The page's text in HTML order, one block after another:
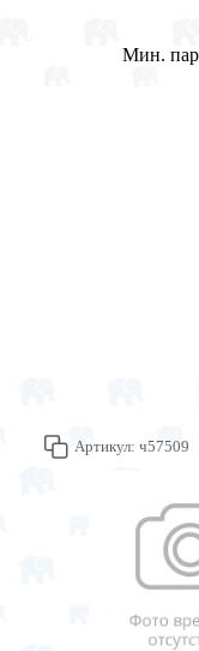
Мин.
Артикул: ч57509